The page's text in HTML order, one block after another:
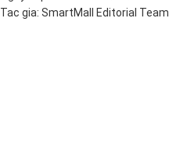
Tac gia: SmartMall Editorial Team